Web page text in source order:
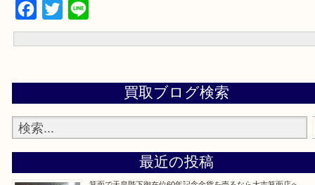
電話でお問合せ
お待ちしています！
Facebook
Twitter
Line